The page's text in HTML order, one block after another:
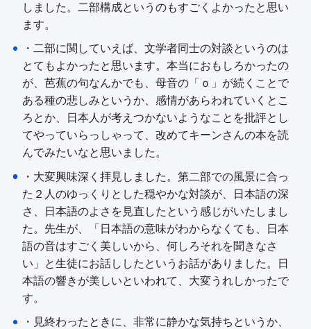
しました。二部構成というのもすごくよかったと思い
ます。
・二部に関していえば、文学者同士の対談というのは
とてもよかったと思います。本当におもしろかったの
が、芭蕉の句なんかでも、母音の「ｏ」が続くことで
ある種の悲しみというか、感情があらわれていくとこ
ろとか、日本人が考えつかないようなことを批評とし
てやっていらっしゃって、改めてキーンさんの本を読
んでみたいなと思いました。
・大変興味深く拝見しました。第二部での風景に合っ
た２人のゆっくりとした穏やかな対談が、日本語の深
さ、日本語のよさを見直したという感じがいたしまし
た。先生が、「日本語の意味がわからなくても、日本
語の音はすごく美しいから、何しろそれを聞きなさ
い」と生徒にお話ししたというお話がありました。日
本語の響きが美しいといわれて、大変うれしかったで
す。
・見終わったときに、非常に静かな気持ちというか、